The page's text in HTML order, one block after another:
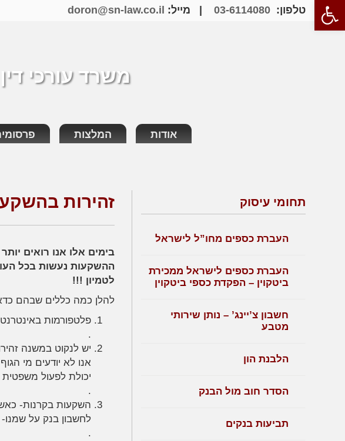
פתח סרגל נגישותטלפון:03-6114080 | מייל: doron@sn-law.co.il
משרד עורכי
אודות המלצות
זהירות
בימים אלו אנו רואים
ההשקעות נעשות בכל
לטמיון !!!
להלן כמה כללים שבהם
פלטפורמות
.
יש לנקוט במשנה
אנו לא יודעים מי
יכולת לפעול משפטית
.
השקעות בקרנות-
לחשבון בנק על
.
תחומי עיסוק
העברת כספים מחו”ל לישראל
העברת כספים לישראל ממכירת
ביטקוין – הפקדת כספי ביטקוין
חשבון צ’יינג’ – נותן שירותי
מטבע
הלבנת הון
הסדר חוב מול הבנק
תביעות בנקים